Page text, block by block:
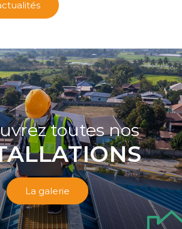
toutes nos
La galerie